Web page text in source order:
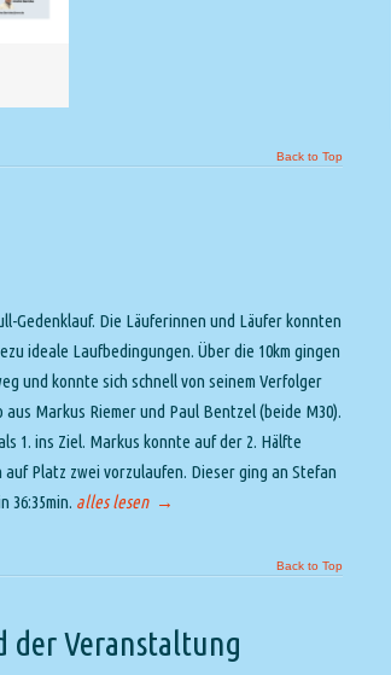
Back to Top
Gedenklauf. Die Läuferinnen und Läufer konnten
ideale Laufbedingungen. Über die 10km gingen
und konnte sich schnell von seinem Verfolger
Markus Riemer und Paul Bentzel (beide M30).
1. ins Ziel. Markus konnte auf der 2. Hälfte
Platz zwei vorzulaufen. Dieser ging an Stefan
36:35min. alles lesen →
Back to Top
der Veranstaltung